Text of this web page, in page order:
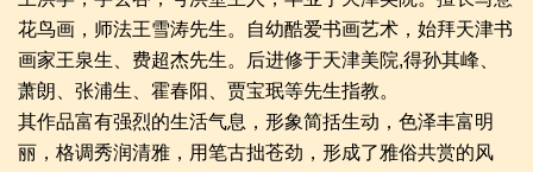
花鸟画，师法王雪涛先生。自幼酷爱书画艺术，始拜天津书
画家王泉生、费超杰先生。后进修于天津美院,得孙其峰、
萧朗、张浦生、霍春阳、贾宝珉等先生指教。
其作品富有强烈的生活气息，形象简括生动，色泽丰富明
丽，格调秀润清雅，用笔古拙苍劲，形成了雅俗共赏的风